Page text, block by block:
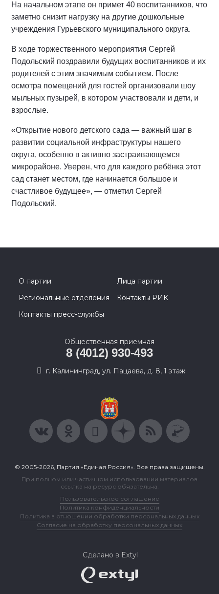
На начальном этапе он примет 40 воспитанников, что
заметно снизит нагрузку на другие дошкольные
учреждения Гурьевского муниципального округа.
В ходе торжественного мероприятия Сергей
Подольский поздравили будущих воспитанников и их
родителей с этим значимым событием. После
осмотра помещений для гостей организовали шоу
мыльных пузырей, в котором участвовали и дети, и
взрослые.
«Открытие нового детского сада — важный шаг в
развитии социальной инфраструктуры нашего
округа, особенно в активно застраивающемся
микрорайоне. Уверен, что для каждого ребёнка этот
сад станет местом, где начинается большое и
счастливое будущее», — отметил Сергей
Подольский.
О партии
Лица партии
Региональные отделения
Контакты РИК
Контакты пресс-службы
Общественная приемная
8 (4012) 930-493
г. Калининград, ул. Пацаева, д. 8, 1 этаж
© 2005-2026, Партия «Единая Россия». Все права защищены.
При полном или частичном использовании материалов
ссылка на ресурс обязательна.
Пользовательское соглашение
Политика конфиденциальности
Политика в отношении обработки персональных данных
Согласие на обработку персональных данных
Сделано в Extyl